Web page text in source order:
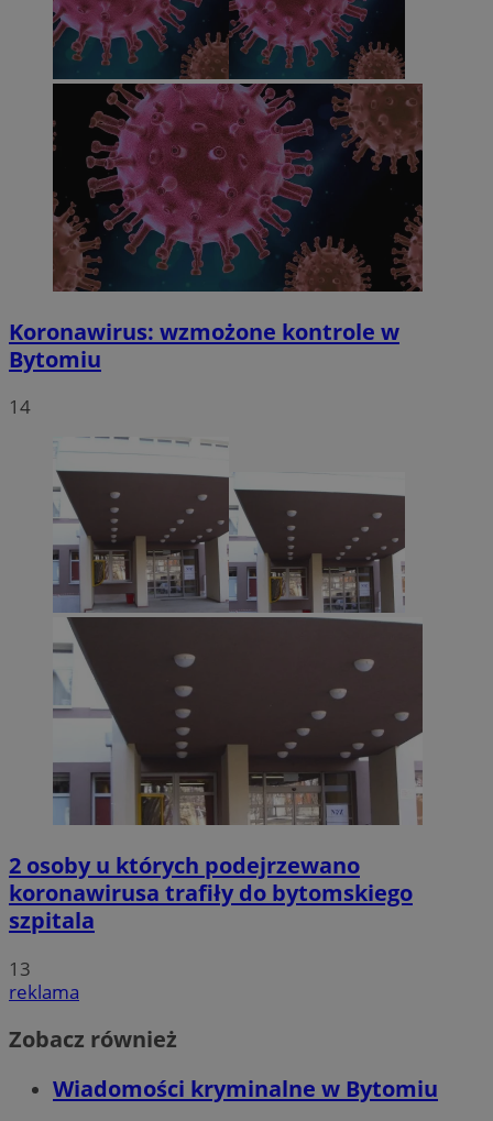
Koronawirus: wzmożone kontrole w
Bytomiu
14
2 osoby u których podejrzewano
koronawirusa trafiły do bytomskiego
szpitala
13
reklama
Zobacz również
Wiadomości kryminalne w Bytomiu